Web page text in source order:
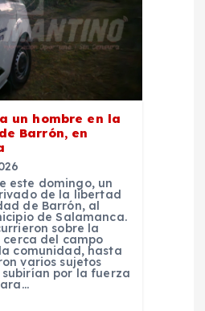
un hombre en la
Barrón, en
este domingo, un
de la libertad
de Barrón, al
de Salamanca.
sobre la
cerca del campo
comunidad, hasta
varios sujetos
por la fuerza